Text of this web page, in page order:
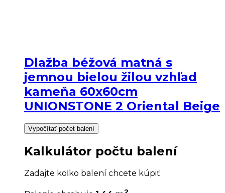
Dlažba béžová matná s
jemnou bielou žilou vzhľad
kameňa 60x60cm
UNIONSTONE 2 Oriental Beige
Vypočítať počet balení
Kalkulátor počtu balení
Zadajte koľko balení chcete kúpiť